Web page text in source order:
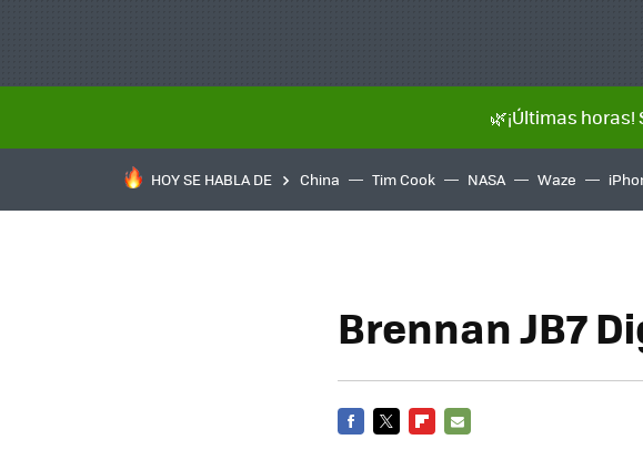
🌿¡Últimas
HOY SE HABLA DE China Tim Cook NASA Waze
Brennan JB7